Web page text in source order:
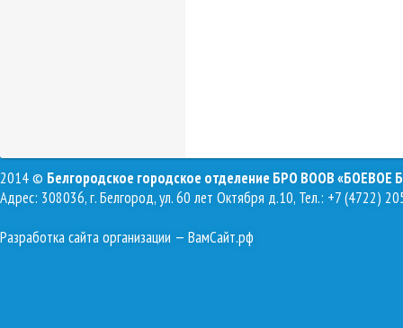
2014 © Белгородское городское отделение БРО ВООВ «БОЕВОЕ
Адрес: 308036, г. Белгород, ул. 60 лет Октября д.10, Тел.: +7 (4722)
Разработка сайта организации — ВамСайт.рф